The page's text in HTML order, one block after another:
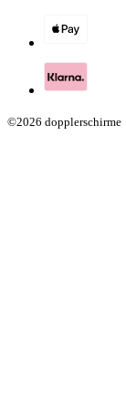
©2026 dopplerschirme